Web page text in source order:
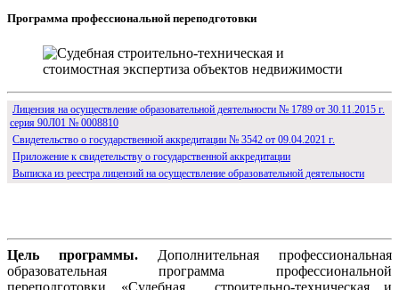
Программа профессиональной переподготовки
Лицензия на осуществление образовательной деятельности № 1789 от 30.11.2015 г.
серия 90Л01 № 0008810
Свидетельство о государственной аккредитации № 3542 от 09.04.2021 г.
Приложение к свидетельству о государственной аккредитации
Выписка из реестра лицензий на осуществление образовательной деятельности
Цель программы. Дополнительная профессиональная
образовательная программа профессиональной
переподготовки «Судебная строительно-техническая и